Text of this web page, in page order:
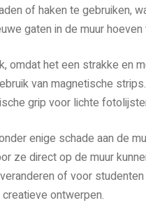
of haken te gebruiken,
gaten in de muur
omdat het een strakke en
van magnetische
grip voor lichte
enige schade aan de
ze direct op de muur
of voor
ontwerpen.